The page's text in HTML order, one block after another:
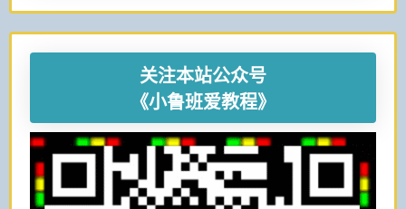
关注本站公众号
《小鲁班爱教程》